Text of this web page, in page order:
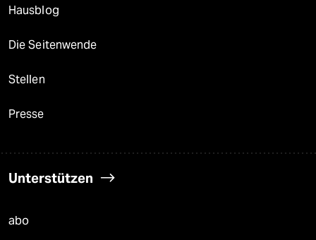
Hausblog
Die Seitenwende
Stellen
Presse
Unterstützen
abo